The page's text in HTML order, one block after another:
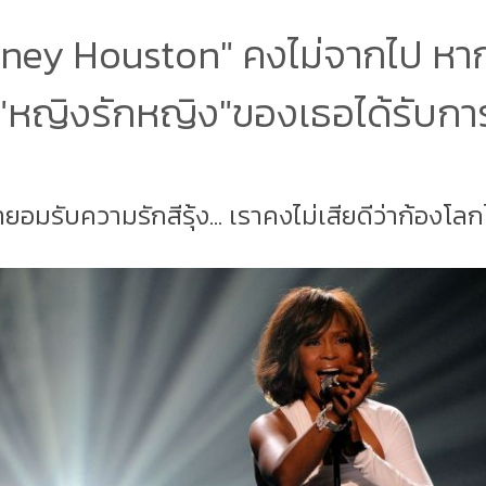
Houston" คงไม่จากไป ห
ญิงรักหญิง"ของเธอได้รับก
ยอมรับความรักสีรุ้ง... เราคงไม่เสียดีว่าก้องโลก